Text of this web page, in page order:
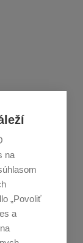
na
„Povoliť
a